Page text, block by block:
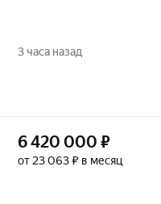
3 часа назад
6 420 000 ₽
от 23 063 ₽ в месяц